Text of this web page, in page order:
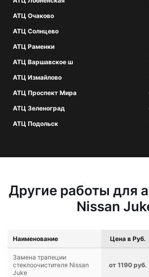
АТЦ Очаково
АТЦ Солнцево
АТЦ Раменки
АТЦ Варшавское ш
АТЦ Измайлово
АТЦ Проспект Мира
АТЦ Зеленоград
АТЦ Подольск
Другие работы для
Nissan
Наименование Цена в Руб.
Замена трапеции
стеклоочистителя Nissan
Juke
от 1190 руб.